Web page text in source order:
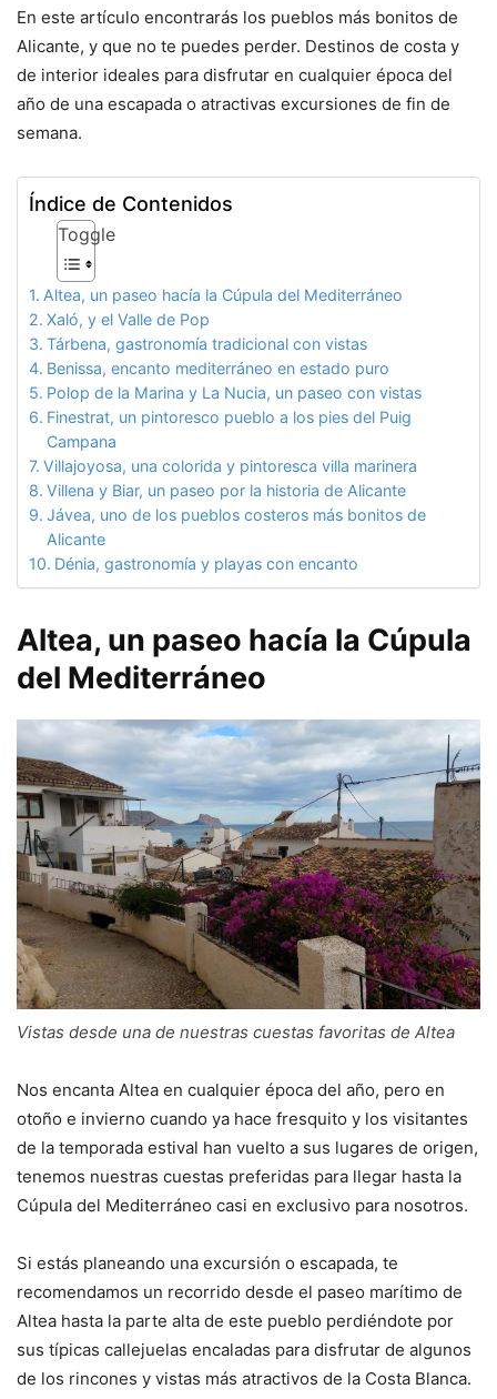
En este artículo encontrarás los pueblos más bonitos de
Alicante, y que no te puedes perder. Destinos de costa y
de interior ideales para disfrutar en cualquier época del
año de una escapada o atractivas excursiones de fin de
semana.
Índice de Contenidos
Toggle
Altea, un paseo hacía la Cúpula del Mediterráneo
Xaló, y el Valle de Pop
Tárbena, gastronomía tradicional con vistas
Benissa, encanto mediterráneo en estado puro
Polop de la Marina y La Nucia, un paseo con vistas
Finestrat, un pintoresco pueblo a los pies del Puig
Campana
Villajoyosa, una colorida y pintoresca villa marinera
Villena y Biar, un paseo por la historia de Alicante
Jávea, uno de los pueblos costeros más bonitos de
Alicante
Dénia, gastronomía y playas con encanto
Altea, un paseo hacía la Cúpula
del Mediterráneo
Vistas desde una de nuestras cuestas favoritas de Altea
Nos encanta Altea en cualquier época del año, pero en
otoño e invierno cuando ya hace fresquito y los visitantes
de la temporada estival han vuelto a sus lugares de origen,
tenemos nuestras cuestas preferidas para llegar hasta la
Cúpula del Mediterráneo casi en exclusivo para nosotros.
Si estás planeando una excursión o escapada, te
recomendamos un recorrido desde el paseo marítimo de
Altea hasta la parte alta de este pueblo perdiéndote por
sus típicas callejuelas encaladas para disfrutar de algunos
de los rincones y vistas más atractivos de la Costa Blanca.